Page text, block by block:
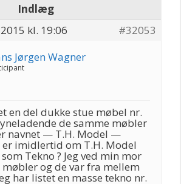
Indlæg
kl. 19:06
#32053
Jørgen Wagner
en del dukke stue møbel nr.
de samme møbler
navnet — T.H. Model —
imidlertid om T.H. Model
Tekno ? Jeg ved min mor
møbler og de var fra mellem
har listet en masse tekno nr.